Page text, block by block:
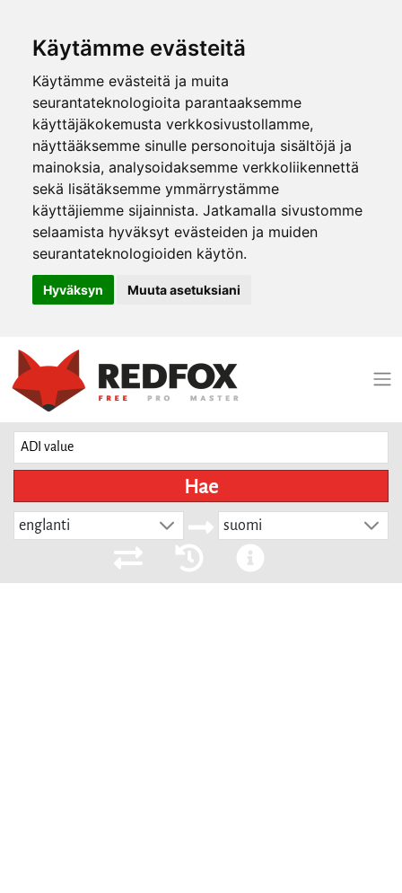
Käytämme evästeitä
Käytämme evästeitä ja muita
seurantateknologioita parantaaksemme
käyttäjäkokemusta verkkosivustollamme,
näyttääksemme sinulle personoituja sisältöjä ja
mainoksia, analysoidaksemme verkkoliikennettä
sekä lisätäksemme ymmärrystämme
käyttäjiemme sijainnista. Jatkamalla sivustomme
selaamista hyväksyt evästeiden ja muiden
seurantateknologioiden käytön.
Hyväksyn Muuta asetuksiani
Hae
englanti suomi